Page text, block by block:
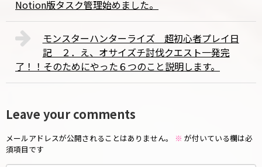
Notion版タスク管理始めました。
モンスターハンターライズ 超初心者プレイ日
記 ２．え、オサイズチ討伐クエスト一発完
了！！そのためにやった６つのこと説明します。
Leave your comments
メールアドレスが公開されることはありません。 ※ が付いている欄は必
須項目です